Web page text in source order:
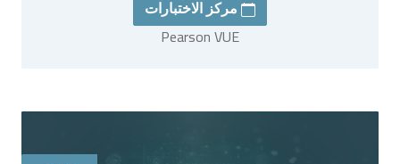
مركز الاختبارات
Pearson VUE